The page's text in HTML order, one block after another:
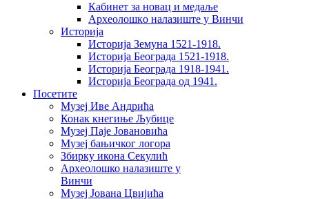
Кабинет за новац и медаље
Археолошкo налазиште у Винчи
Историја
Историја Земуна 1521-1918.
Историја Београда 1521-1918.
Историја Београда 1918-1941.
Историја Београда од 1941.
Посетите
Музеј Иве Андрића
Конак кнегиње Љубице
Музеј Паје Јовановића
Музеј бањичког логора
Збирку икона Секулић
Археолошко налазиште у
Винчи
Музеј Јована Цвијића